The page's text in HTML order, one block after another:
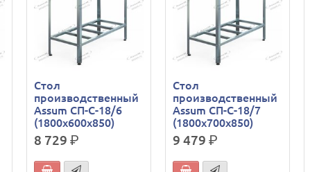
Стол
производственный
Assum СП-С-18/6
(1800х600х850)
8 729р.
Стол
производственный
Assum СП-С-18/7
(1800х700х850)
9 479 р.